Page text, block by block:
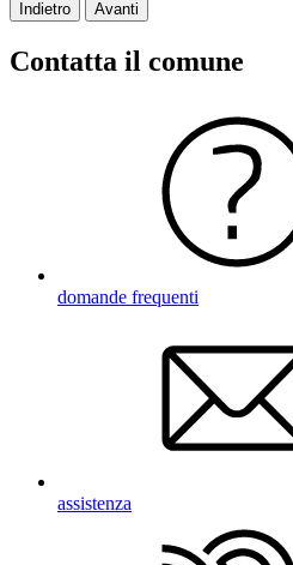
Indietro Avanti
Contatta il comune
domande frequenti
assistenza